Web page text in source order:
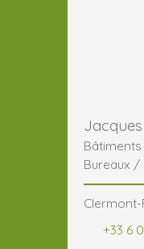
Bureaux /
+33 6